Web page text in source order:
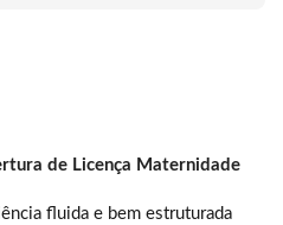
de Licença Maternidade
fluida e bem estruturada